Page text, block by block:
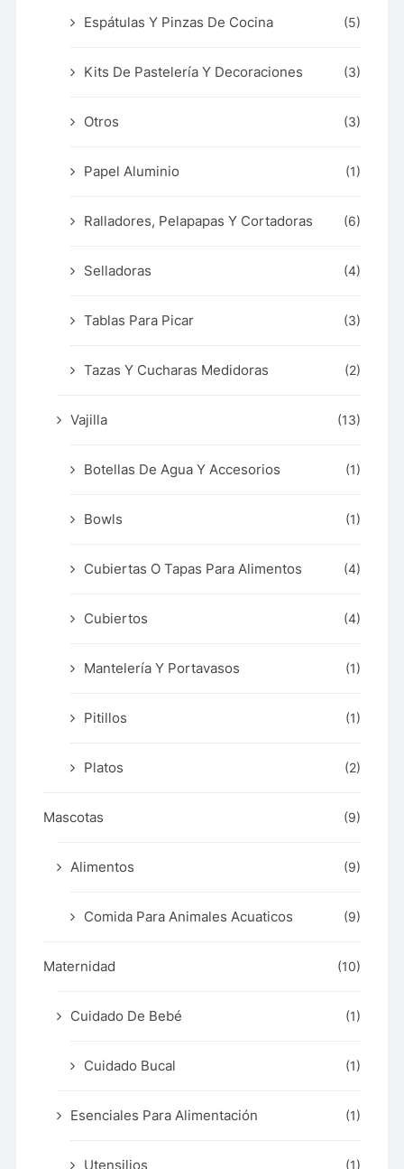
Espátulas Y Pinzas De Cocina (5)
Kits De Pastelería Y Decoraciones (3)
Otros (3)
Papel Aluminio (1)
Ralladores, Pelapapas Y Cortadoras (6)
Selladoras (4)
Tablas Para Picar (3)
Tazas Y Cucharas Medidoras (2)
Vajilla (13)
Botellas De Agua Y Accesorios (1)
Bowls (1)
Cubiertas O Tapas Para Alimentos (4)
Cubiertos (4)
Mantelería Y Portavasos (1)
Pitillos (1)
Platos (2)
Mascotas (9)
Alimentos (9)
Comida Para Animales Acuaticos (9)
Maternidad (10)
Cuidado De Bebé (1)
Cuidado Bucal (1)
Esenciales Para Alimentación (1)
Utensilios (1)